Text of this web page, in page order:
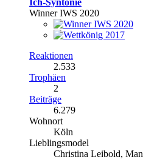
Winner IWS 2020
Reaktionen
2.533
Trophäen
2
Beiträge
6.279
Wohnort
Köln
Lieblingsmodel
Christina Leibold,